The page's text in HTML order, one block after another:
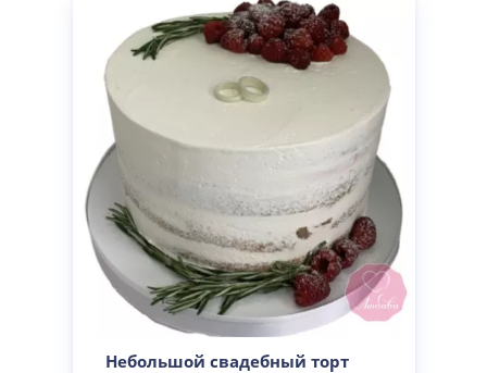
Небольшой свадебный торт